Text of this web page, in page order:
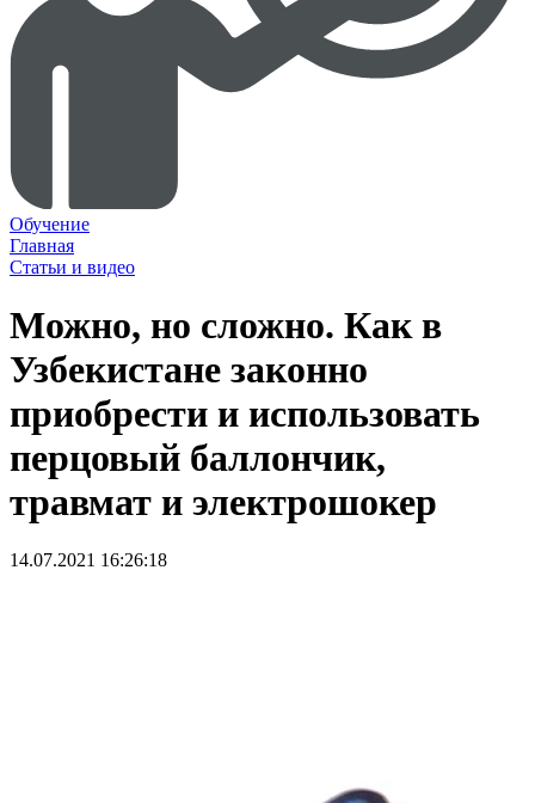
Обучение
Главная
Статьи и видео
Можно, но сложно. Как в
Узбекистане законно
приобрести и использовать
перцовый баллончик,
травмат и электрошокер
14.07.2021 16:26:18